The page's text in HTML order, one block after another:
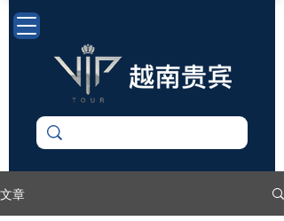
文章